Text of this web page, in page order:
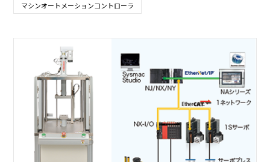
マシンオートメーションコントローラ